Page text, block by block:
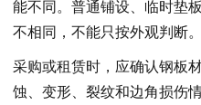
能不同。普通铺设、临时垫
不相同，不能只按外观判断。
采购或租赁时，应确认钢板
蚀、变形、裂纹和边角损伤